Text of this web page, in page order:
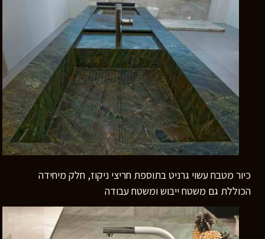
כיור מטבח עשוי גרניט בתוספת חריצי ניקוז, חלק מיחידה
הכוללת גם משטח ייבוש ומשטח עבודה